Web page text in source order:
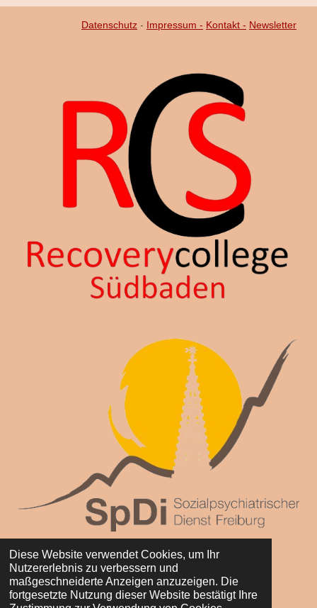
Diese Website verwendet Cookies, um Ihr
Nutzererlebnis zu verbessern und
maßgeschneiderte Anzeigen anzuzeigen. Die
fortgesetzte Nutzung dieser Website bestätigt Ihre
Datenschutz - Impressum - Kontakt - Newsletter